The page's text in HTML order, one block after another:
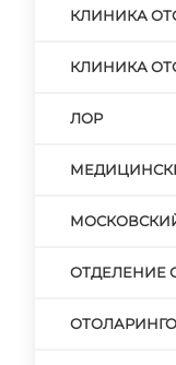
КЛИНИКА
КЛИНИКА
ЛОР
ОТДЕЛЕНИЕ